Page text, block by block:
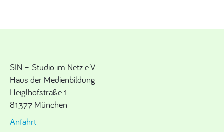
SIN – Studio im Netz e.V.
Haus der Medienbildung
Heiglhofstraße 1
81377 München
Anfahrt